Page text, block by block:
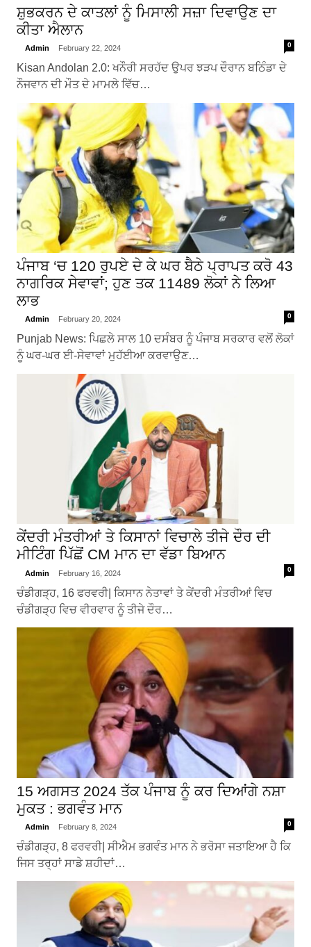
ਸ਼ੁਭਕਰਨ ਦੇ ਕਾਤਲਾਂ ਨੂੰ ਮਿਸਾਲੀ ਸਜ਼ਾ ਦਿਵਾਉਣ ਦਾ
ਕੀਤਾ ਐਲਾਨ
Admin February 22, 2024 0
Kisan Andolan 2.0: ਖਨੌਰੀ ਸਰਹੱਦ ਉਪਰ ਝੜਪ ਦੌਰਾਨ ਬਠਿੰਡਾ ਦੇ
ਨੌਜਵਾਨ ਦੀ ਮੌਤ ਦੇ ਮਾਮਲੇ ਵਿੱਚ…
ਪੰਜਾਬ ‘ਚ 120 ਰੁਪਏ ਦੇ ਕੇ ਘਰ ਬੈਠੇ ਪ੍ਰਾਪਤ ਕਰੋ 43
ਨਾਗਰਿਕ ਸੇਵਾਵਾਂ; ਹੁਣ ਤਕ 11489 ਲੋਕਾਂ ਨੇ ਲਿਆ
ਲਾਭ
Admin February 20, 2024 0
Punjab News: ਪਿਛਲੇ ਸਾਲ 10 ਦਸੰਬਰ ਨੂੰ ਪੰਜਾਬ ਸਰਕਾਰ ਵਲੋਂ ਲੋਕਾਂ
ਨੂੰ ਘਰ-ਘਰ ਈ-ਸੇਵਾਵਾਂ ਮੁਹੱਈਆ ਕਰਵਾਉਣ…
ਕੇਂਦਰੀ ਮੰਤਰੀਆਂ ਤੇ ਕਿਸਾਨਾਂ ਵਿਚਾਲੇ ਤੀਜੇ ਦੌਰ ਦੀ
ਮੀਟਿੰਗ ਪਿੱਛੋਂ CM ਮਾਨ ਦਾ ਵੱਡਾ ਬਿਆਨ
Admin February 16, 2024 0
ਚੰਡੀਗੜ੍ਹ, 16 ਫਰਵਰੀ| ਕਿਸਾਨ ਨੇਤਾਵਾਂ ਤੇ ਕੇਂਦਰੀ ਮੰਤਰੀਆਂ ਵਿਚ
ਚੰਡੀਗੜ੍ਹ ਵਿਚ ਵੀਰਵਾਰ ਨੂੰ ਤੀਜੇ ਦੌਰ…
15 ਅਗਸਤ 2024 ਤੱਕ ਪੰਜਾਬ ਨੂੰ ਕਰ ਦਿਆਂਗੇ ਨਸ਼ਾ
ਮੁਕਤ : ਭਗਵੰਤ ਮਾਨ
Admin February 8, 2024 0
ਚੰਡੀਗੜ੍ਹ, 8 ਫਰਵਰੀ| ਸੀਐਮ ਭਗਵੰਤ ਮਾਨ ਨੇ ਭਰੋਸਾ ਜਤਾਇਆ ਹੈ ਕਿ
ਜਿਸ ਤਰ੍ਹਾਂ ਸਾਡੇ ਸ਼ਹੀਦਾਂ…